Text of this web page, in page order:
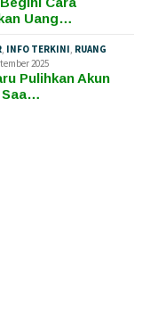
Uang…
INFO TERKINI RUANG
2025
Pulihkan Akun
Saa…